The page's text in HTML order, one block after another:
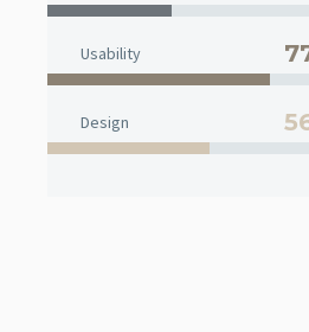
Usability
Design